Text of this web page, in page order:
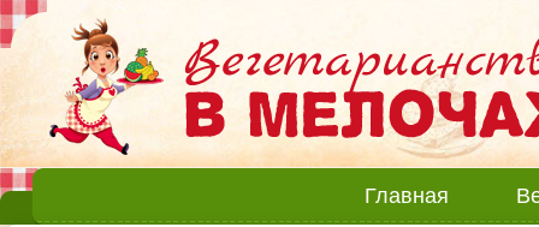
Главная